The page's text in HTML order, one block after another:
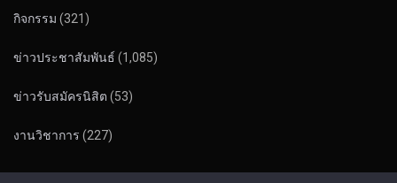
กิจกรรม (321)
ข่าวประชาสัมพันธ์ (1,085)
ข่าวรับสมัครนิสิต (53)
งานวิชาการ (227)